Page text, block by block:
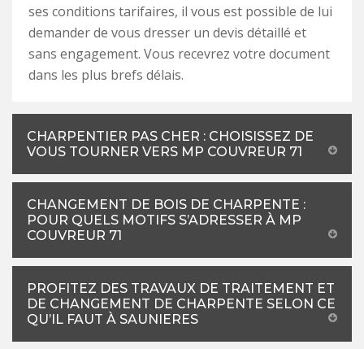
ses conditions tarifaires, il vous est possible de lui
demander de vous dresser un devis détaillé et
sans engagement. Vous recevrez votre document
dans les plus brefs délais.
CHARPENTIER PAS CHER : CHOISISSEZ DE
VOUS TOURNER VERS MP COUVREUR 71
CHANGEMENT DE BOIS DE CHARPENTE :
POUR QUELS MOTIFS S’ADRESSER À MP
COUVREUR 71
PROFITEZ DES TRAVAUX DE TRAITEMENT ET
DE CHANGEMENT DE CHARPENTE SELON CE
QU’IL FAUT À SAUNIERES